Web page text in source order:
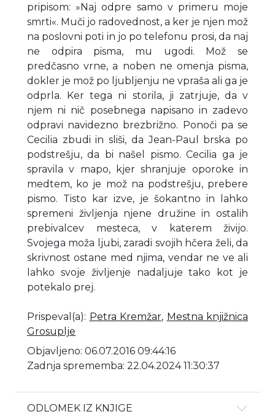
pripisom: »Naj odpre samo v primeru moje
smrti«. Muči jo radovednost, a ker je njen mož
na poslovni poti in jo po telefonu prosi, da naj
ne odpira pisma, mu ugodi. Mož se
predčasno vrne, a noben ne omenja pisma,
dokler je mož po ljubljenju ne vpraša ali ga je
odprla. Ker tega ni storila, ji zatrjuje, da v
njem ni nič posebnega napisano in zadevo
odpravi navidezno brezbrižno. Ponoči pa se
Cecilia zbudi in sliši, da Jean-Paul brska po
podstrešju, da bi našel pismo. Cecilia ga je
spravila v mapo, kjer shranjuje oporoke in
medtem, ko je mož na podstrešju, prebere
pismo. Tisto kar izve, je šokantno in lahko
spremeni življenja njene družine in ostalih
prebivalcev mesteca, v katerem živijo.
Svojega moža ljubi, zaradi svojih hčera želi, da
skrivnost ostane med njima, vendar ne ve ali
lahko svoje življenje nadaljuje tako kot je
potekalo prej.
Prispeval(a): Petra Kremžar, Mestna knjižnica
Grosuplje
Objavljeno: 06.07.2016 09:44:16
Zadnja sprememba: 22.04.2024 11:30:37
ODLOMEK IZ KNJIGE